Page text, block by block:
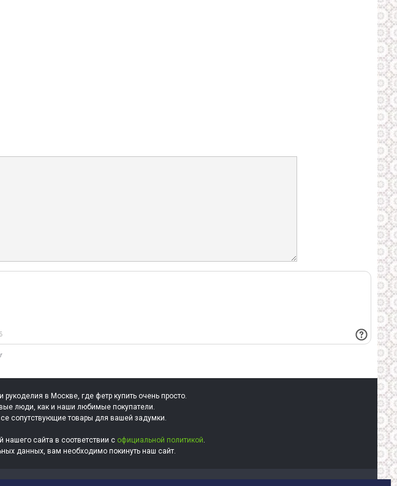
в Москве, где фетр купить очень просто.
люди, как и наши любимые покупатели.
сопутствующие товары для вашей задумки.
сайта в соответствии с официальной политикой.
данных, вам необходимо покинуть наш сайт.